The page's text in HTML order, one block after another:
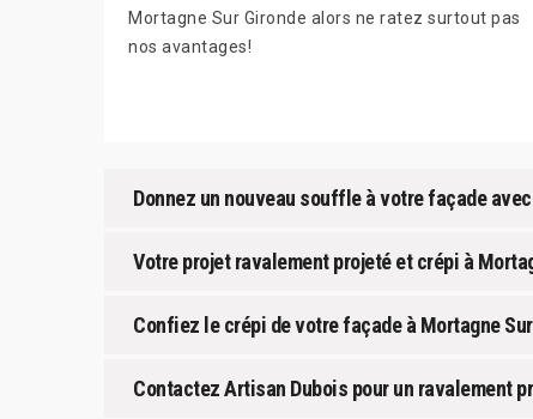
Mortagne Sur Gironde alors ne ratez surtout pas
nos avantages!
Donnez un nouveau souffle à votre façade
Votre projet ravalement projeté et crépi à
Confiez le crépi de votre façade à Mortagne
Contactez Artisan Dubois pour un ravalement